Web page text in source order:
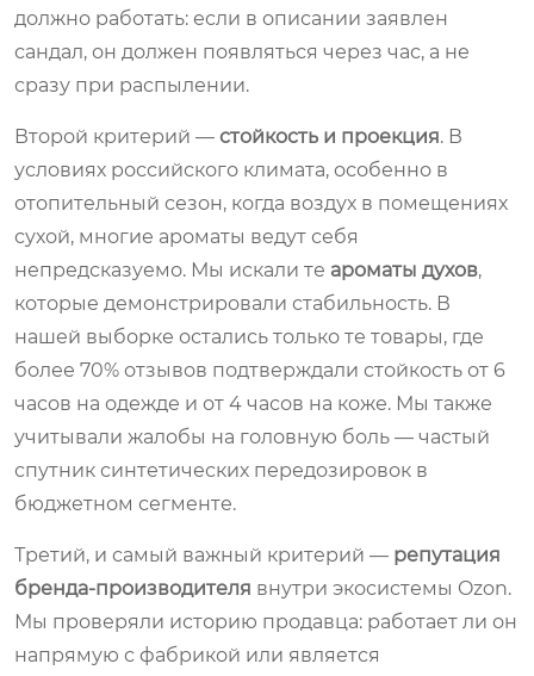
должно работать: если в описании заявлен
сандал, он должен появляться через час, а не
сразу при распылении.
Второй критерий — стойкость и проекция. В
условиях российского климата, особенно в
отопительный сезон, когда воздух в помещениях
сухой, многие ароматы ведут себя
непредсказуемо. Мы искали те ароматы духов,
которые демонстрировали стабильность. В
нашей выборке остались только те товары, где
более 70% отзывов подтверждали стойкость от 6
часов на одежде и от 4 часов на коже. Мы также
учитывали жалобы на головную боль — частый
спутник синтетических передозировок в
бюджетном сегменте.
Третий, и самый важный критерий — репутация
бренда-производителя внутри экосистемы Ozon.
Мы проверяли историю продавца: работает ли он
напрямую с фабрикой или является